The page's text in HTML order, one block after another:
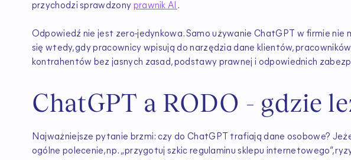
przychodzi sprawdzony prawnik AI .
Odpowiedź nie jest zero-jedynkowa. Samo używanie ChatGPT w firmie nie
się wtedy, gdy pracownicy wpisują do narzędzia dane klientów,
kontrahentów bez jasnych zasad, podstawy prawnej i odpowiednich
ChatGPT a RODO - gdzie
Najważniejsze pytanie brzmi: czy do ChatGPT trafiają dane osobowe?
ogólne polecenie, np. „przygotuj szkic regulaminu sklepu internetowego”,